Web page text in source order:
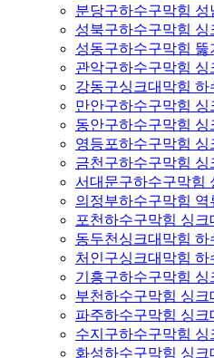
분당구하수구막힘
성북구하수구막힘
성동구하수구막힘 뚫
관악구하수구막힘
강동구싱크대막힘
만안구하수구막힘
동안구하수구막힘
영등포하수구막힘 싱
금천구하수구막힘
서대문구하수구막힘
의정부하수구막힘 역
포천하수구막힘 싱
동두천싱크대막힘
처인구싱크대막힘
기흥구하수구막힘 싱
부천하수구막힘 싱
파주하수구막힘 싱
수지구하수구막힘 싱
화성하수구막힘 싱크